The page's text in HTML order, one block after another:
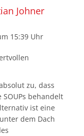
Johner
15:39 Uhr
zu, dass
behandelt
ist eine
dem Dach